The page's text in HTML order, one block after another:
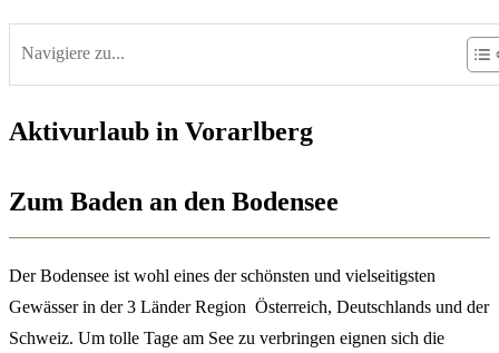
Navigiere zu...
Aktivurlaub in Vorarlberg
Zum Baden an den Bodensee
Der Bodensee ist wohl eines der schönsten und vielseitigsten
Gewässer in der 3 Länder Region Österreich, Deutschlands und der
Schweiz. Um tolle Tage am See zu verbringen eignen sich die